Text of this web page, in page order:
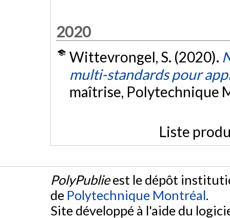
2020
Wittevrongel, S. (2020).
multi-standards pour
maîtrise, Polytechnique
Liste
PolyPublieest le dépôt
de Polytechnique Montréal.
Site développé à l'aide du